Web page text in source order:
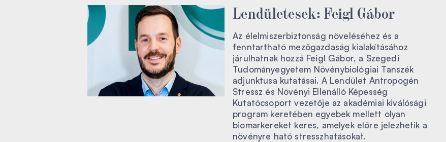
Lendületesek: Feigl Gábor
Az élelmiszerbiztonság növeléséhez és a
fenntartható mezőgazdaság kialakításához
járulhatnak hozzá Feigl Gábor, a Szegedi
Tudományegyetem Növénybiológiai Tanszék
adjunktusa kutatásai. A Lendület Antropogén
Stressz és Növényi Ellenálló Képesség
Kutatócsoport vezetője az akadémiai kiválósági
program keretében egyebek mellett olyan
biomarkereket keres, amelyek előre jelezhetik a
növényre ható stresszhatásokat.